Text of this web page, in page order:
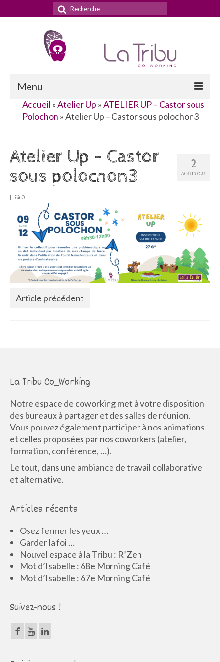
Rechercher
:
Menu
Accueil
Le concept
Nos services
La domiciliation commerciale
La Communauté
Annuaire des Co_Workers
Les Événements
Le Blog
Accueil »Atelier Up »ATELIER UP – Castor sous
Polochon »Atelier Up – Castor sous polochon3
2
AOÛT 2024
Atelier Up – Castor
sous polochon3
| 0
Article précédent
La Tribu Co_Working
Notre espace de coworking met à votre disposition
des bureaux à partager et des salles de réunion.
Vous pouvez également participer à nos animations
et celles proposées par nos coworkers (atelier,
formation, conférence, …).
Le tout, dans une ambiance de travail collaborative
et alternative.
Articles récents
Osez fermer les yeux …
Garder la foi …
Nouvel espace à la Tribu : R’Zen
Mot d’Isabelle : 68e Morning Café
Mot d’Isabelle : 67e Morning Café
Suivez-nous !